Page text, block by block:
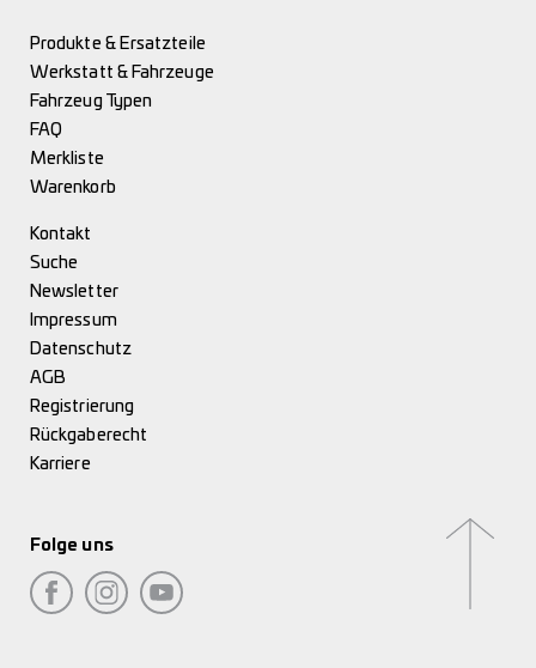
Produkte & Ersatzteile
Werkstatt & Fahrzeuge
Fahrzeug Typen
FAQ
Merkliste
Warenkorb
Kontakt
Suche
Newsletter
Impressum
Datenschutz
AGB
Registrierung
Rückgaberecht
Karriere
Folge uns